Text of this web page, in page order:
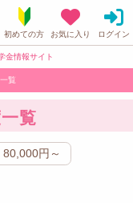
金情報サイト
覧
覧
80,000円～